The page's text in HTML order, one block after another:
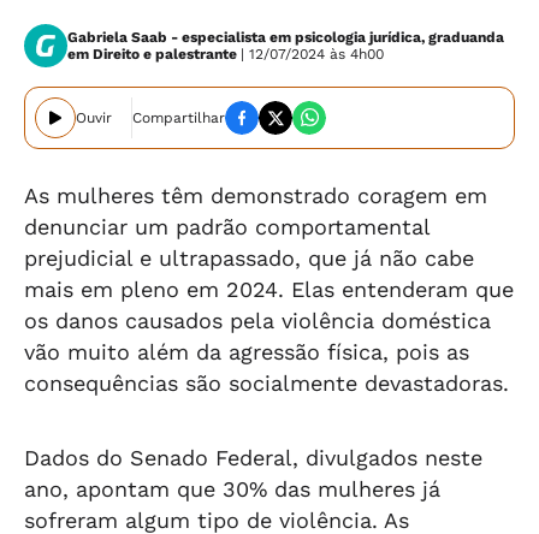
Gabriela Saab - especialista em psicologia jurídica, graduanda
em Direito e palestrante | 12/07/2024 às 4h00
Ouvir Compartilhar
As mulheres têm demonstrado coragem em
denunciar um padrão comportamental
prejudicial e ultrapassado, que já não cabe
mais em pleno em 2024. Elas entenderam que
os danos causados pela violência doméstica
vão muito além da agressão física, pois as
consequências são socialmente devastadoras.
Dados do Senado Federal, divulgados neste
ano, apontam que 30% das mulheres já
sofreram algum tipo de violência. As